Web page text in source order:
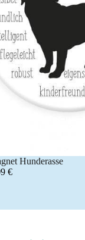
Hunderasse
€